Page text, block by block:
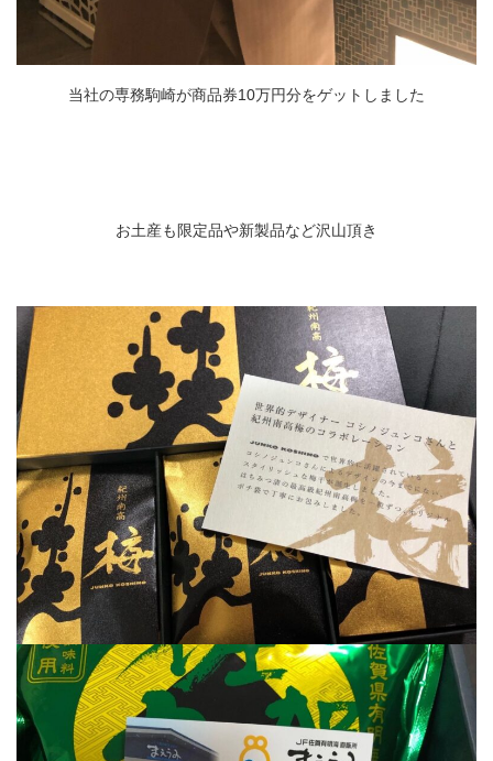
当社の専務駒崎が商品券10万円分をゲットしました
お土産も限定品や新製品など沢山頂き